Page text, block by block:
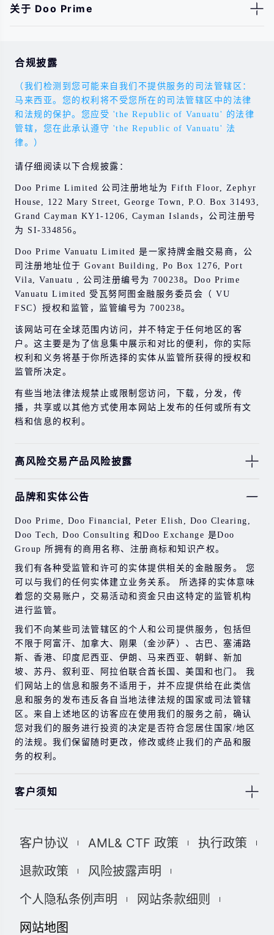
关于 Doo Prime
合规披露
（我们检测到您可能来自我们不提供服务的司法管辖区：
马来西亚。您的权利将不受您所在的司法管辖区中的法律
和法规的保护。您应受 'the Republic of Vanuatu' 的法律
管辖，您在此承认遵守 'the Republic of Vanuatu' 法
律。）
请仔细阅读以下合规披露：
Doo Prime Limited 公司注册地址为 Fifth Floor, Zephyr
House, 122 Mary Street, George Town, P.O. Box 31493,
Grand Cayman KY1-1206, Cayman Islands，公司注册号
为 SI-334856。
Doo Prime Vanuatu Limited 是一家持牌金融交易商，公
司注册地址位于 Govant Building, Po Box 1276, Port
Vila, Vanuatu , 公司注册编号为 700238。Doo Prime
Vanuatu Limited 受瓦努阿图金融服务委员会（ VU
FSC）授权和监管，监管编号为 700238。
该网站可在全球范围内访问，并不特定于任何地区的客
户。这主要是为了信息集中展示和对比的便利，你的实际
权利和义务将基于你所选择的实体从监管所获得的授权和
监管所决定。
有些当地法律法规禁止或限制您访问，下载，分发，传
播，共享或以其他方式使用本网站上发布的任何或所有文
档和信息的权利。
高风险交易产品风险披露
券，期货，差价合约和其他金融产品交易涉及高风险，可
过去的投资表现并不代表其未来的表现。
在与我们进行任何交易之前，请确保您完全了解使用相应
金融工具进行交易的风险。 如果您不了解此处说明的风
险，则应寻求独立的专业建议。
品牌和实体公告
Doo Prime, Doo Financial, Peter Elish, Doo Clearing,
Doo Tech, Doo Consulting 和Doo Exchange 是Doo
Group 所拥有的商用名称、注册商标和知识产权。
我们有各种受监管和许可的实体提供相关的金融服务。 您
可以与我们的任何实体建立业务关系。 所选择的实体意味
着您的交易账户，交易活动和资金只由这特定的监管机构
进行监管。
我们不向某些司法管辖区的个人和公司提供服务，包括但
不限于阿富汗、加拿大、刚果（金沙萨）、古巴、塞浦路
斯、香港、印度尼西亚、伊朗、马来西亚、朝鲜、新加
坡、苏丹、叙利亚、阿拉伯联合酋长国、美国和也门。 我
们网站上的信息和服务不适用于，并不应提供给在此类信
息和服务的发布违反各自当地法律法规的国家或司法管辖
区。来自上述地区的访客应在使用我们的服务之前，确认
您对我们的服务进行投资的决定是否符合您居住国家/地区
的法规。我们保留随时更改，修改或终止我们的产品和服
务的权利。
客户须知
息，材料或第三方材料（“材料”）仅供参考。 该材料仅被
的投资建议和/或投资推荐。 尽管我们已尽一切合理的努力
和保证，如果所提供信息的任何不准确和不完整，我们也
损失或损害赔偿。 未经我们的同意，您只能将该材料用于
客户协议 AML& CTF 政策
执行政策
退款政策
风险披露声明
个人隐私条例声明
网站条款细则
网站地图